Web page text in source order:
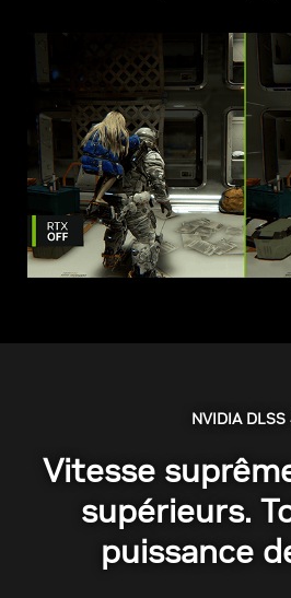
NVIDIA DLSS
Vitesse
supérieurs.
puissance